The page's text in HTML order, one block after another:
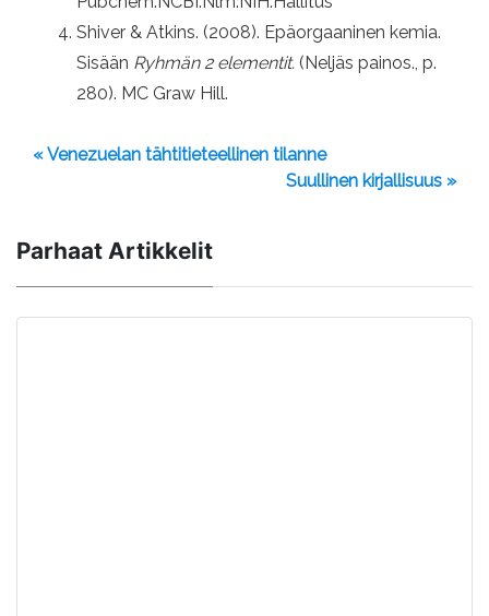
Shiver & Atkins. (2008). Epäorgaaninen kemia.
Sisään Ryhmän 2 elementit. (Neljäs painos., p.
280). MC Graw Hill.
« Venezuelan tähtitieteellinen tilanne
Suullinen kirjallisuus »
Parhaat Artikkelit